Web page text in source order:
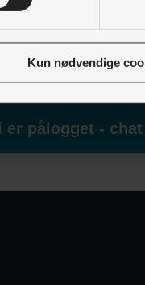
Kun nødvendige
og utbygger •
lade med RFID/
du ikke det
er pålogget -